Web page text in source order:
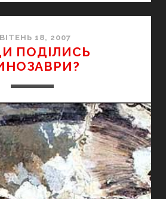
ГЛУХА
ГІЛКА
ЕВОЛЮЦІЇ?
18, 2007
ПОДІЛИСЬ